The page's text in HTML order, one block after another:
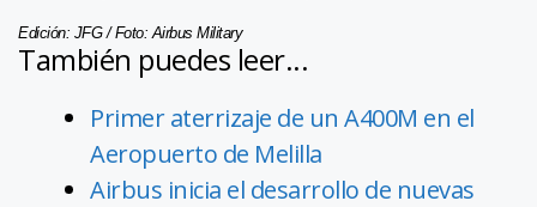
Edición: JFG / Foto: Airbus Military
También puedes leer...
Primer aterrizaje de un A400M en el
Aeropuerto de Melilla
Airbus inicia el desarrollo de nuevas